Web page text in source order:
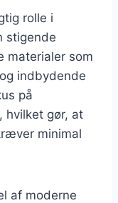
rolle i
stigende
materialer som
indbydende
på
hvilket gør, at
minimal
af moderne